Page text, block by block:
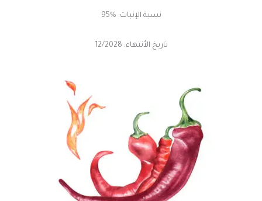
نسبة الإنبات: %95
تاريخ الأنتهاء: 12/2028